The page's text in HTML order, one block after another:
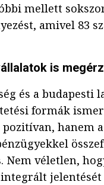
mellett
amivel 83
is
és a budapesti
formák
hanem a
Nem véletlen,